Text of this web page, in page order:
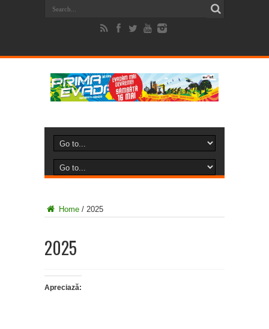
Home / 2025
2025
Apreciază: